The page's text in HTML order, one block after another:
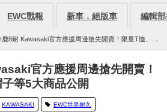
EWC戰報 新車．絕版車 編輯
鹿8耐 Kawasaki官方應援周邊搶先開賣！限量T恤、毛
官方應援周邊搶先開賣！
等5大商品公開
KAWASAKI EWC世界耐久